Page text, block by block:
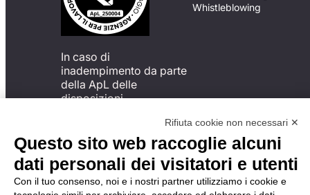
In caso di
inadempimento da parte
della ApL delle
disposizioni
possibile presentare un
reclamo
all’Organismo di
Monitoraggio utilizzando
una delle modalità
Whistleblowing
Rifiuta cookie non necessari ✕
Questo sito web raccoglie alcuni
dati personali dei visitatori e utenti
Con il tuo consenso, noi e i nostri partner utilizziamo i cookie e